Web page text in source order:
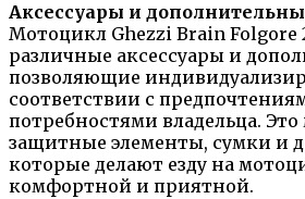
Аксессуары и
Мотоцикл Ghezzi Brain Folgore
различные аксессуары и
позволяющие
соответствии с
потребностями владельца.
защитные элементы, сумки и
которые делают езду на
комфортной и приятной.